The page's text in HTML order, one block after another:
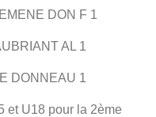
DON F 1
AL 1
DONNEAU 1
et U18 pour la 2ème